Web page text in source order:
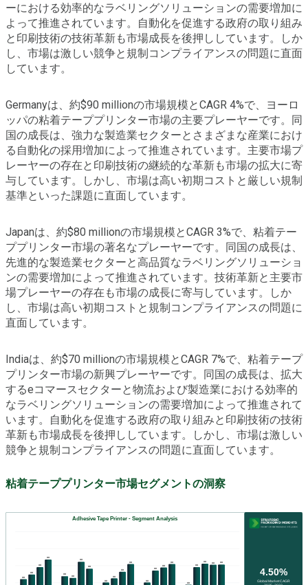
ーにおける効率的なラベリングソリューションの需要増加に
よって推進されています。自動化を促進する政府の取り組み
と印刷技術の技術革新も市場成長を後押ししています。しか
し、市場は激しい競争と規制コンプライアンスの問題に直面
しています。
Germanyは、約$90 millionの市場規模とCAGR 4%で、ヨーロ
ッパの粘着テーププリンター市場の主要プレーヤーです。同
国の成長は、強力な製造業セクターとさまざまな産業におけ
る自動化の採用増加によって推進されています。主要市場プ
レーヤーの存在と印刷技術の継続的な革新も市場の拡大に寄
与しています。しかし、市場は高い初期コストと厳しい規制
基準といった課題に直面しています。
Japanは、約$80 millionの市場規模とCAGR 3%で、粘着テー
ププリンター市場の著名なプレーヤーです。同国の成長は、
先進的な製造業セクターと高品質なラベリングソリューショ
ンの需要増加によって推進されています。技術革新と主要市
場プレーヤーの存在も市場の成長に寄与しています。しか
し、市場は高い初期コストと規制コンプライアンスの問題に
直面しています。
Indiaは、約$70 millionの市場規模とCAGR 7%で、粘着テープ
プリンター市場の新興プレーヤーです。同国の成長は、拡大
するeコマースセクターと物流および製造業における効率的
なラベリングソリューションの需要増加によって推進されて
います。自動化を促進する政府の取り組みと印刷技術の技術
革新も市場成長を後押ししています。しかし、市場は激しい
競争と規制コンプライアンスの問題に直面しています。
粘着テーププリンター市場セグメントの洞察